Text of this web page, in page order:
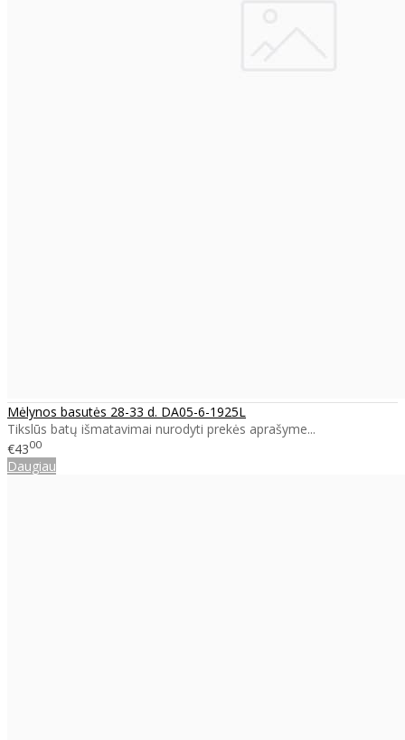
Mėlynos basutės 28-33 d. DA05-6-1925L
Tikslūs batų išmatavimai nurodyti prekės aprašyme...
€4300
Daugiau